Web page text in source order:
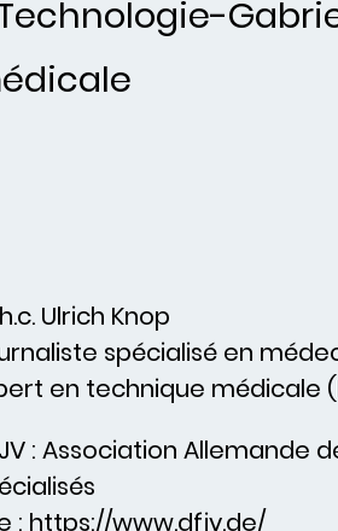
Ulrich Knop
spécialisé en
en technique médicale
: Association Allemande
: https://www.dfjv.de/